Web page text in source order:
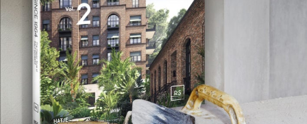
KEMPEN
KÖLN
DATENSCHUTZ
KARRIERE